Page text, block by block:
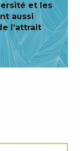
et les
aussi
l’attrait